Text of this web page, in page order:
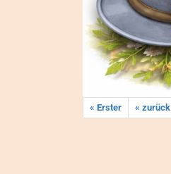
« Erster « zurück